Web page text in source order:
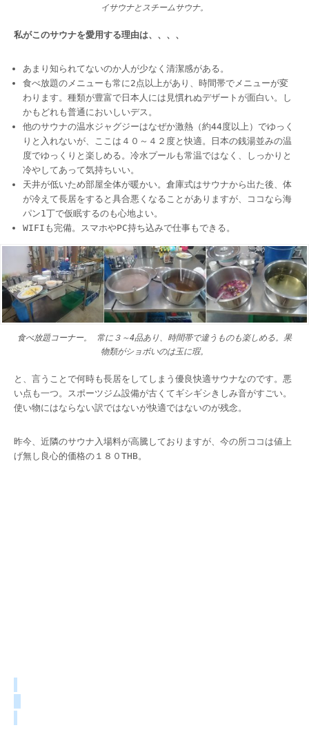
イサウナとスチームサウナ。
私がこのサウナを愛用する理由は、、、、
あまり知られてないのか人が少なく清潔感がある。
食べ放題のメニューも常に2点以上があり、時間帯でメニューが変
わります。種類が豊富で日本人には見慣れぬデザートが面白い。し
かもどれも普通においしいデス。
他のサウナの温水ジャグジーはなぜか激熱（約44度以上）でゆっく
りと入れないが、ここは４０～４２度と快適。日本の銭湯並みの温
度でゆっくりと楽しめる。冷水プールも常温ではなく、しっかりと
冷やしてあって気持ちいい。
天井が低いため部屋全体が暖かい。倉庫式はサウナから出た後、体
が冷えて長居をすると具合悪くなることがありますが、ココなら海
パン1丁で仮眠するのも心地よい。
WIFIも完備。スマホやPC持ち込みで仕事もできる。
食べ放題コーナー。 常に３～4品あり、時間帯で違うものも楽しめる。果
物類がショボいのは玉に瑕。
と、言うことで何時も長居をしてしまう優良快適サウナなのです。悪
い点も一つ。スポーツジム設備が古くてギシギシきしみ音がすごい。
使い物にはならない訳ではないが快適ではないのが残念。
昨今、近隣のサウナ入場料が高騰しておりますが、今の所ココは値上
げ無し良心的価格の１８０THB。